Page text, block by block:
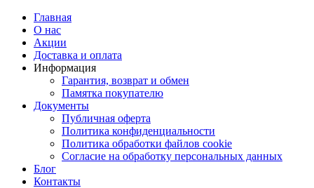
Главная
О нас
Акции
Доставка и оплата
Информация
Гарантия, возврат и обмен
Памятка покупателю
Документы
Публичная оферта
Политика конфиденциальности
Политика обработки файлов cookie
Согласие на обработку персональных данных
Блог
Контакты